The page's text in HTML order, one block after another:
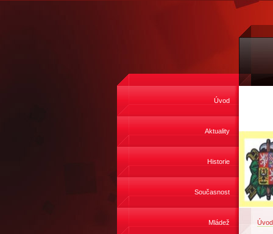
Úvod
Aktuality
Historie
Současnost
Mládež Úvod